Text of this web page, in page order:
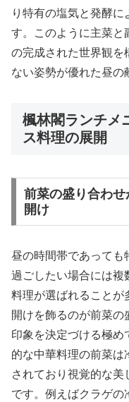
り特有の塩気と発酵に
す。このように主菜と
の完成された世界観を
ない姿勢が優れた昼の
楓林閣ランチメ
ス料理の展開
前菜の盛り合わ
開け
昼の時間帯であっても
過ごしたい場合には複
料理が選ばれることが
開けを飾るのが前菜
印象を決定づける極め
的な中華料理の前菜
されており視覚的な
です。例えばクラゲの